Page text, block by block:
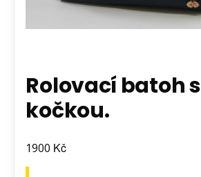
Rolovací batoh s
kočkou.
1900 Kč